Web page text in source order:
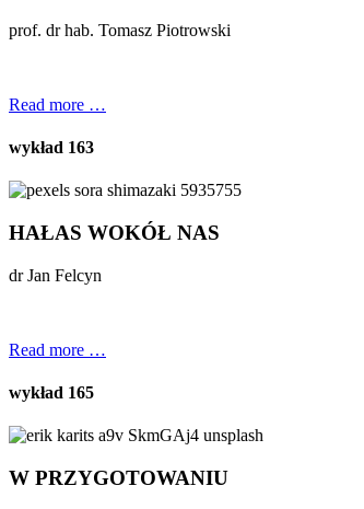
prof. dr hab. Tomasz Piotrowski
Read more …
wykład 163
HAŁAS WOKÓŁ NAS
dr Jan Felcyn
Read more …
wykład 165
W PRZYGOTOWANIU